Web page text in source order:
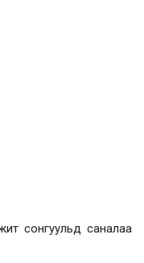
сонгуульд саналаа